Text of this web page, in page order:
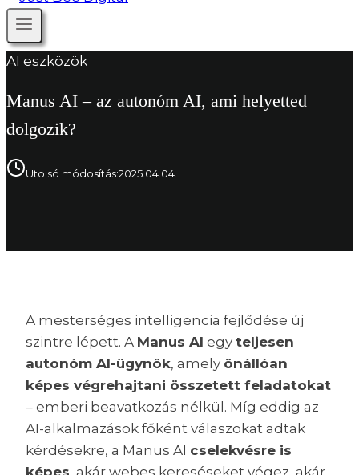
AI eszközök
Manus AI – az autonóm AI, ami helyetted
dolgozik?
Utolsó módosítás:2025.04.04.
A mesterséges intelligencia fejlődése új
szintre lépett. A Manus AI egy teljesen
autonóm AI-ügynök, amely önállóan
képes végrehajtani összetett feladatokat
– emberi beavatkozás nélkül. Míg eddig az
AI-alkalmazások főként válaszokat adtak
kérdésekre, a Manus AI cselekvésre is
képes, akár webes kereséseket végez, akár